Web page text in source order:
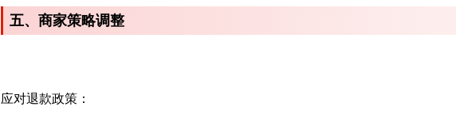
五、商家策略调整
应对退款政策‌：